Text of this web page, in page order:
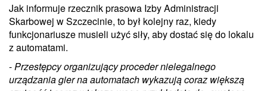
Jak informuje rzecznik prasowa Izby Administracji
Skarbowej w Szczecinie, to był kolejny raz, kiedy
funkcjonariusze musieli użyć siły, aby dostać się do lokalu
z automatami.
- Przestępcy organizujący proceder nielegalnego
urządzania gier na automatach wykazują coraz większą